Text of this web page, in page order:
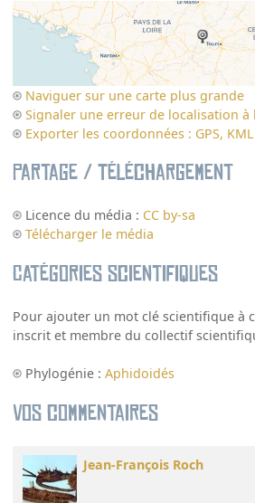
Naviguer sur une carte plus grande
Signaler une erreur de localisation à
Exporter les coordonnées : GPS, KML
Partage / Téléchargement
Licence du média : CC by-sa
Télécharger le média
Catégories scientifiques
Pour ajouter un mot clé scientifique à
inscrit et membre du collectif
Phylogénie :Aphidoidés
Vos commentaires
Jean-François Roch